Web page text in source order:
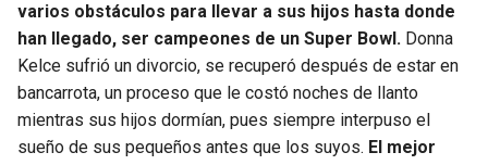
varios obstáculos para llevar a sus hijos hasta donde
han llegado, ser campeones de un Super Bowl. Donna
Kelce sufrió un divorcio, se recuperó después de estar en
bancarrota, un proceso que le costó noches de llanto
mientras sus hijos dormían, pues siempre interpuso el
sueño de sus pequeños antes que los suyos. El mejor